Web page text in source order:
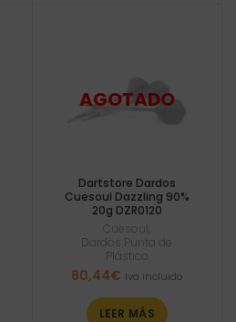
Dartstore Dardos
Cuesoul Dazzling 90%
20g DZR0120
Cuesoul
Dardos Punta de
Plástico
80,44€ Iva incluido
LEER MÁS